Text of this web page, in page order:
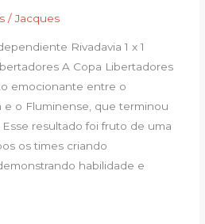
/Jacques
Rivadavia 1 x 1
A Copa Libertadores
emocionante entre o
e o Fluminense, que terminou
Esse resultado foi fruto de uma
os times criando
habilidade e